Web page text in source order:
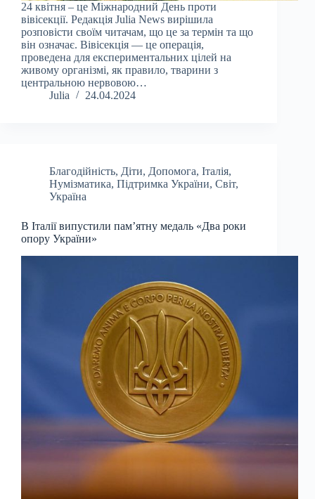
24 квітня – це Міжнародний День проти
вівісекції. Редакція Julia News вирішила
розповісти своїм читачам, що це за термін та що
він означає. Вівісекція — це операція,
проведена для експериментальних цілей на
живому організмі, як правило, тварини з
центральною нервовою…
Julia
24.04.2024
Благодійність, Діти, Допомога, Італія,
Нумізматика, Підтримка України, Світ,
Україна
В Італії випустили пам’ятну медаль «Два роки
опору України»